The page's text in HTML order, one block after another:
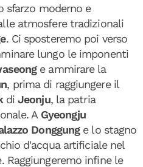
sfarzo moderno e
atmosfere tradizionali
. Ci sposteremo poi verso
lungo le imponenti
e ammirare la
, prima di raggiungere il
diJeonju, la patria
A Gyeongju
Donggunge lo stagno
d'acqua artificiale nel
Raggiungeremo infine le